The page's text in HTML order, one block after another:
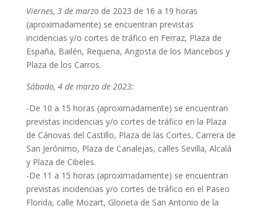
Viernes, 3 de marzo de 2023 de 16 a 19 horas
(aproximadamente) se encuentran previstas
incidencias y/o cortes de tráfico en Ferraz, Plaza de
España, Bailén, Requena, Angosta de los Mancebos y
Plaza de los Carros.
Sábado, 4 de marzo de 2023:
-De 10 a 15 horas (aproximadamente) se encuentran
previstas incidencias y/o cortes de tráfico en la Plaza
de Cánovas del Castillo, Plaza de las Cortes, Carrera de
San Jerónimo, Plaza de Canalejas, calles Sevilla, Alcalá
y Plaza de Cibeles.
-De 11 a 15 horas (aproximadamente) se encuentran
previstas incidencias y/o cortes de tráfico en el Paseo
Florida, calle Mozart, Glorieta de San Antonio de la